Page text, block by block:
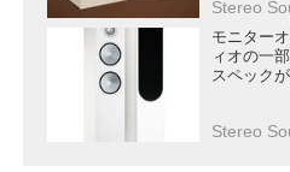
Stereo
モニター
ィオの一
スペック
Stereo